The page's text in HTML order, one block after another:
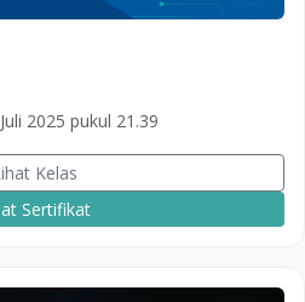
2025 pukul 21.39
Kelas
Sertifikat